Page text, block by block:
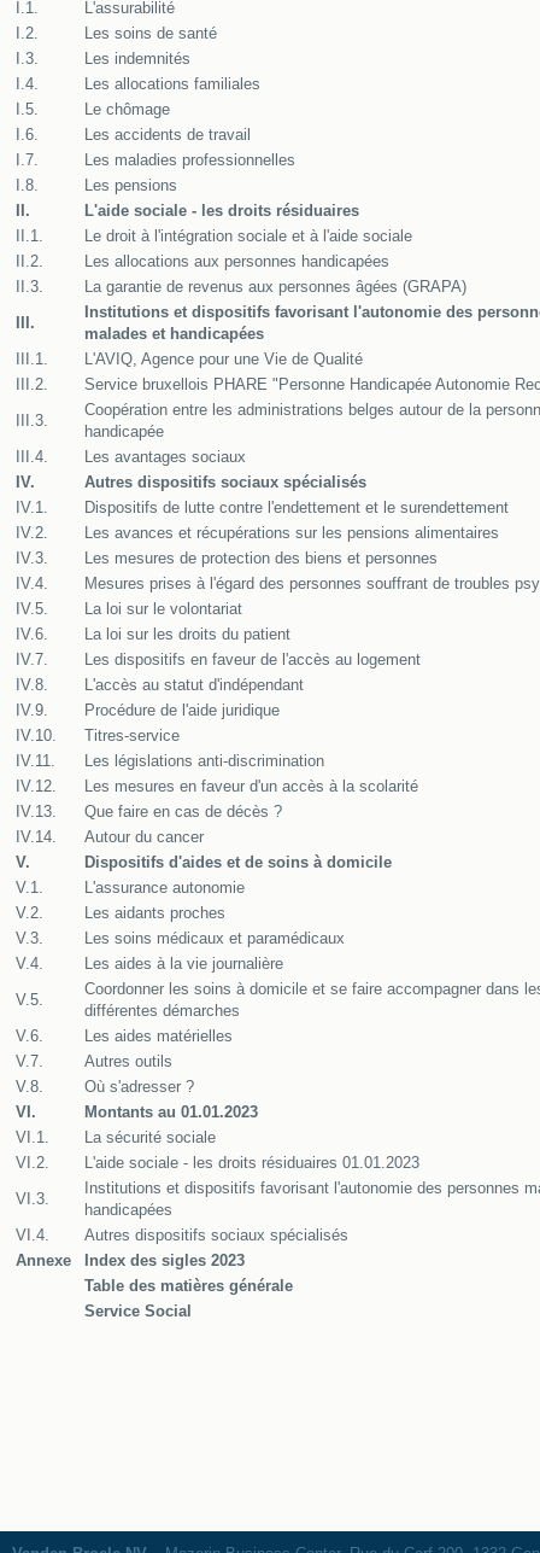
I.1.
L'assurabilité
I.2.
Les soins de santé
I.3.
Les indemnités
I.4.
Les allocations familiales
I.5.
Le chômage
I.6.
Les accidents de travail
I.7.
Les maladies professionnelles
I.8.
Les pensions
II.
L'aide sociale - les droits résiduaires
II.1.
Le droit à l'intégration sociale et à l'aide sociale
II.2.
Les allocations aux personnes handicapées
II.3.
La garantie de revenus aux personnes âgées (GRAPA)
III.
Institutions et dispositifs favorisant l'autonomie des
malades et handicapées
III.1.
L'AVIQ, Agence pour une Vie de Qualité
III.2.
Service bruxellois PHARE "Personne Handicapée Autonomie
III.3.
Coopération entre les administrations belges autour de la
handicapée
III.4.
Les avantages sociaux
IV.
Autres dispositifs sociaux spécialisés
IV.1.
Dispositifs de lutte contre l'endettement et le surendettement
IV.2.
Les avances et récupérations sur les pensions alimentaires
IV.3.
Les mesures de protection des biens et personnes
IV.4.
Mesures prises à l'égard des personnes souffrant de troubles
IV.5.
La loi sur le volontariat
IV.6.
La loi sur les droits du patient
IV.7.
Les dispositifs en faveur de l'accès au logement
IV.8.
L'accès au statut d'indépendant
IV.9.
Procédure de l'aide juridique
IV.10.
Titres-service
IV.11.
Les législations anti-discrimination
IV.12.
Les mesures en faveur d'un accès à la scolarité
IV.13.
Que faire en cas de décès ?
IV.14.
Autour du cancer
V.
Dispositifs d'aides et de soins à domicile
V.1.
L'assurance autonomie
V.2.
Les aidants proches
V.3.
Les soins médicaux et paramédicaux
V.4.
Les aides à la vie journalière
V.5.
Coordonner les soins à domicile et se faire accompagner dans
différentes démarches
V.6.
Les aides matérielles
V.7.
Autres outils
V.8.
Où s'adresser ?
VI.
Montants au 01.01.2023
VI.1.
La sécurité sociale
VI.2.
L'aide sociale - les droits résiduaires 01.01.2023
VI.3.
Institutions et dispositifs favorisant l'autonomie des personnes
handicapées
VI.4.
Autres dispositifs sociaux spécialisés
Annexe
Index des sigles 2023
Table des matières générale
Service Social